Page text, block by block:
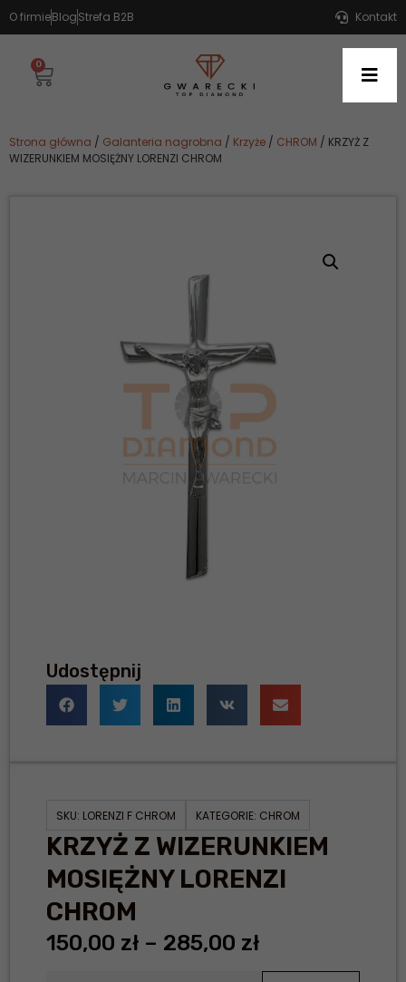
O firmieBlogStrefa B2B Kontakt
0
Strona główna / Galanteria nagrobna / Krzyże / CHROM / KRZYŻ Z
WIZERUNKIEM MOSIĘŻNY LORENZI CHROM
Udostępnij
SKU: LORENZI F CHROM KATEGORIE: CHROM
KRZYŻ Z WIZERUNKIEM
MOSIĘŻNY LORENZI
CHROM
150,00 zł – 285,00 zł